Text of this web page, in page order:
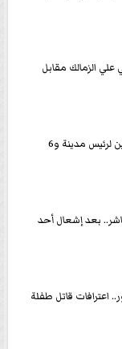
الزمالك مقابل
جنح مينا القمح: الحبس عامين لرئيس مدينة و6
بعد إشعال أحد
اعترافات قاتل طفلة